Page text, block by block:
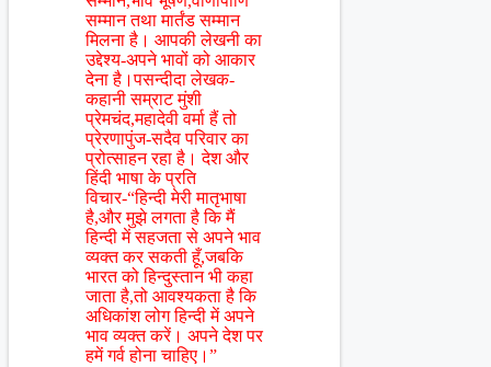
सम्मान तथा मार्तंड सम्मान
मिलना है। आपकी लेखनी का
उद्देश्य-अपने भावों को आकार
देना है।पसन्दीदा लेखक-
कहानी सम्राट मुंशी
प्रेमचंद,महादेवी वर्मा हैं तो
प्रेरणापुंज-सदैव परिवार का
प्रोत्साहन रहा है। देश और
हिंदी भाषा के प्रति
विचार-“हिन्दी मेरी मातृभाषा
है,और मुझे लगता है कि मैं
हिन्दी में सहजता से अपने भाव
व्यक्त कर सकती हूँ,जबकि
भारत को हिन्दुस्तान भी कहा
जाता है,तो आवश्यकता है कि
अधिकांश लोग हिन्दी में अपने
भाव व्यक्त करें। अपने देश पर
हमें गर्व होना चाहिए।”